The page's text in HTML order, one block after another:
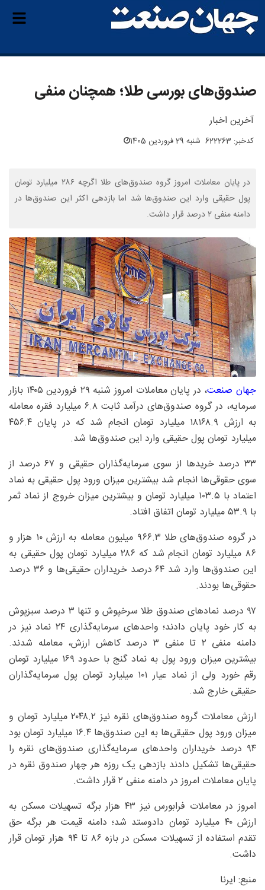
صندوق‌های بورسی طلا؛ همچنان منفی
آخرین اخبار
کدخبر: 622263 شنبه 29 فروردین 1405
در پایان معاملات امروز گروه صندوق‌های طلا اگرچه ۲۸۶ میلیارد تومان
پول حقیقی وارد این صندوق‌ها شد اما بازدهی اکثر این صندوق‌ها در
دامنه منفی ۲ درصد قرار داشت.
جهان صنعت
، در پایان معاملات امروز شنبه ۲۹ فروردین ۱۴۰۵ بازار
سرمایه، در گروه صندوق‌های درآمد ثابت ۶.۸ میلیارد فقره معامله
به ارزش ۱۸۱۶۸.۹ میلیارد تومان انجام شد که در پایان ۴۵۶.۴
میلیارد تومان پول حقیقی وارد این صندوق‌ها شد.
۳۳ درصد خریدها از سوی سرمایه‌گذاران حقیقی و ۶۷ درصد از
سوی حقوقی‌ها انجام شد بیشترین میزان ورود پول حقیقی به نماد
اعتماد با ۱۰۳.۵ میلیارد تومان و بیشترین میزان خروج از نماد ثمر
با ۵۳.۹ میلیارد تومان اتفاق افتاد.
در گروه صندوق‌های طلا ۹۶۶.۳ میلیون معامله به ارزش ۱۰ هزار و
۸۶ میلیارد تومان انجام شد که ۲۸۶ میلیارد تومان پول حقیقی به
این صندوق‌ها وارد شد ۶۴ درصد خریداران حقیقی‌ها و ۳۶ درصد
حقوقی‌ها بودند.
۹۷ درصد نمادهای صندوق طلا سرخپوش و تنها ۳ درصد سبزپوش
به کار خود پایان دادند؛ واحدهای سرمایه‌گذاری ۲۴ نماد نیز در
دامنه منفی ۲ تا منفی ۳ درصد کاهش ارزش، معامله شدند.
بیشترین میزان ورود پول به نماد گنج با حدود ۱۶۹ میلیارد تومان
رقم خورد ولی از نماد عیار ۱۰۱ میلیارد تومان پول سرمایه‌گذاران
حقیقی خارج شد.
ارزش معاملات گروه صندوق‌های نقره نیز ۲۰۴۸.۲ میلیارد تومان و
میزان ورود پول حقیقی‌ها به این صندوق‌ها ۱۶.۴ میلیارد تومان بود
۹۴ درصد خریداران واحدهای سرمایه‌گذاری صندوق‌های نقره را
حقیقی‌ها تشکیل دادند بازدهی یک روزه هر چهار صندوق نقره در
پایان معاملات امروز در دامنه منفی ۲ قرار داشت.
امروز در معاملات فرابورس نیز ۴۳ هزار برگه تسهیلات مسکن به
ارزش ۴۰ میلیارد تومان دادوستد شد؛ دامنه قیمت هر برگه حق
تقدم استفاده از تسهیلات مسکن در بازه ۸۶ تا ۹۴ هزار تومان قرار
داشت.
منبع: ایرنا